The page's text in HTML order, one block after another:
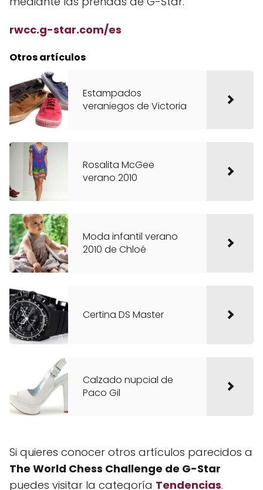
rwcc.g-star.com/es
Otros artículos
Estampados
veraniegos de Victoria
Rosalita McGee
verano 2010
Moda infantil verano
2010 de Chloé
Certina DS Master
Calzado nupcial de
Paco Gil
Si quieres conocer otros artículos parecidos a
The World Chess Challenge de G-Star
puedes visitar la categoría Tendencias.